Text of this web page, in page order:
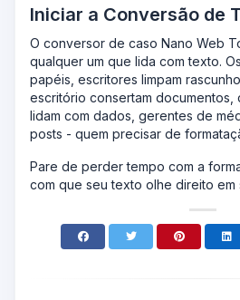
Iniciar a Conversão de
O conversor de caso Nano Web
qualquer um que lida com texto.
papéis, escritores limpam
escritório consertam
lidam com dados, gerentes de
posts - quem precisar de
Pare de perder tempo com a
com que seu texto olhe direito em